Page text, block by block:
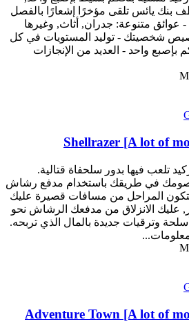
بنك يائس تلقى مؤخرًا إشعارًا بالفصل
عوائق متنوعة: جدران, أثاث, وغيرها
شخصيتك - توليد المستويات في كل
بإصبع واحد - العديد من الإنجازات
Shellrazer [A lot of
تلعب فيها بدور سلحفاة قتالية.
في طريقك باستخدام مدفع رشاش
المراحل من مسافات قصيرة عليك
عليك الانزلاق من مدفعك الرشاش نحو
وترقيات جديدة بالمال الذي تربحه.
Adventure Town [A lot of